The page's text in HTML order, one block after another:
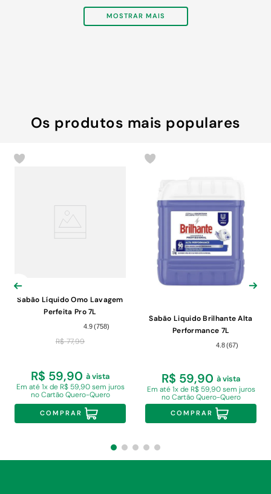
MOSTRAR MAIS
Os produtos mais populares
Sabão Líquido Omo Lavagem
Perfeita Pro 7L
4.9 (758)
R$ 77,99
R$ 59,90 à vista
Em até 1x de R$ 59,90 sem juros
no Cartão Quero-Quero
COMPRAR
Sabão Liquido Brilhante Alta
Performance 7L
4.8 (67)
R$ 59,90 à vista
Em até 1x de R$ 59,90 sem juros
no Cartão Quero-Quero
COMPRAR